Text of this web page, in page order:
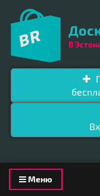
В
Toggle
navigation
Меню